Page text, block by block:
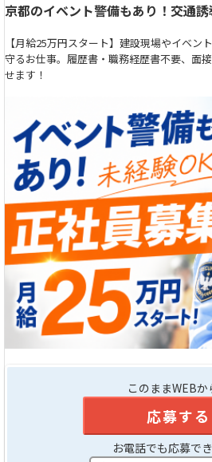
京都のイベント警備もあり！交通
【月給25万円スタート】建設現場やイベン
守るお仕事。履歴書・職務経歴書不要、面
せます！
このままWEBか
応募する
お電話でも応募でき